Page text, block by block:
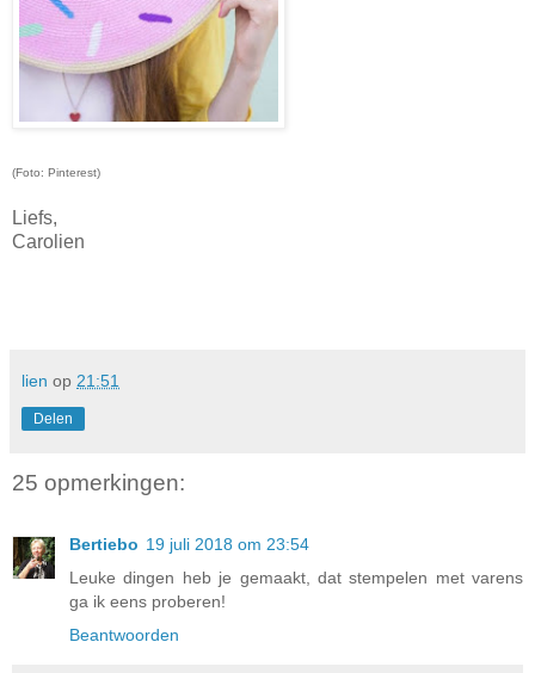
(Foto: Pinterest)
Liefs,
Carolien
lien op 21:51
Delen
25 opmerkingen:
Bertiebo 19 juli 2018 om 23:54
Leuke dingen heb je gemaakt, dat stempelen met varens
ga ik eens proberen!
Beantwoorden